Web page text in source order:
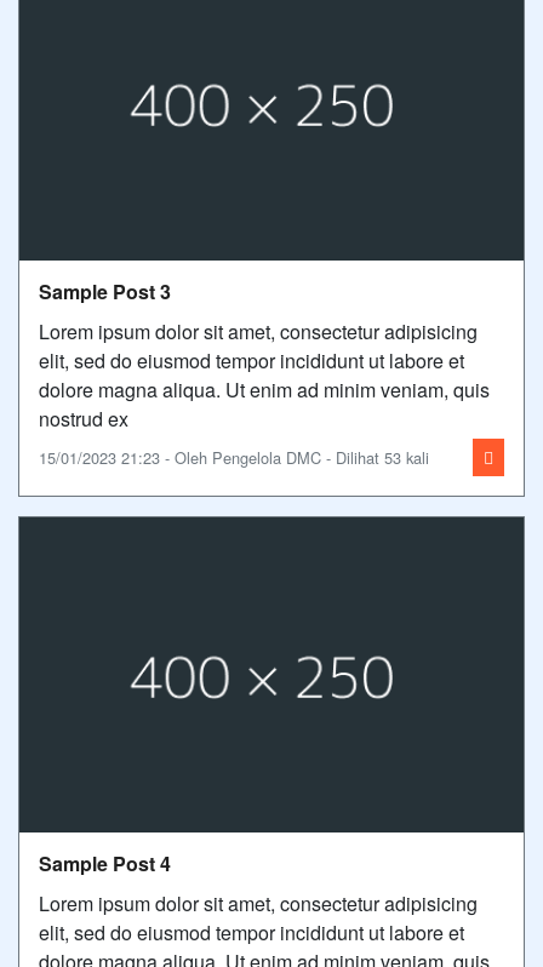
Sample Post 3
Lorem ipsum dolor sit amet, consectetur adipisicing
elit, sed do eiusmod tempor incididunt ut labore et
dolore magna aliqua. Ut enim ad minim veniam, quis
nostrud ex
15/01/2023 21:23 - Oleh Pengelola DMC - Dilihat 53 kali
Sample Post 4
Lorem ipsum dolor sit amet, consectetur adipisicing
elit, sed do eiusmod tempor incididunt ut labore et